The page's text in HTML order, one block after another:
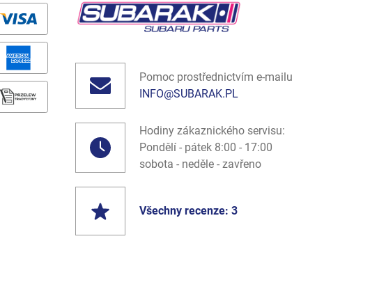
Pomoc prostřednictvím e-mailu
INFO@SUBARAK.PL
Hodiny zákaznického servisu:
Pondělí - pátek 8:00 - 17:00
sobota - neděle - zavřeno
Všechny recenze: 3